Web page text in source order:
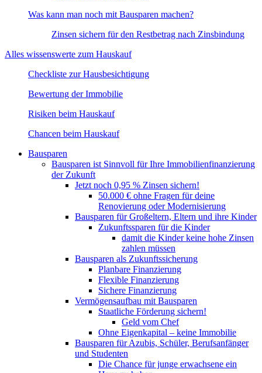
Was kann man noch mit Bausparen machen?
Zinsen sichern für den Restbetrag nach Zinsbindung
Alles wissenswerte zum Hauskauf
Checkliste zur Hausbesichtigung
Bewertung der Immobilie
Risiken beim Hauskauf
Chancen beim Hauskauf
Bausparen
Bausparen ist Sinnvoll für Ihre Immobilienfinanzierung
der Zukunft
Jetzt noch 0,95 % Zinsen sichern!
50.000 € ohne Fragen für deine
Renovierung oder Modernisierung​
Bausparen für Großeltern, Eltern und ihre Kinder
Zukunftssparen für die Kinder
damit die Kinder keine hohe Zinsen
zahlen müssen
Bausparen als Zukunftssicherung​​
Planbare Finanzierung
Flexible Finanzierung
Sichere Finanzierung
Vermögensaufbau mit Bausparen
Staatliche Förderung sichern!
Geld vom Chef
Ohne Eigenkapital – keine Immobilie
Bausparen für Azubis, Schüler, Berufsanfänger
und Studenten
Die Chance für junge erwachsene ein